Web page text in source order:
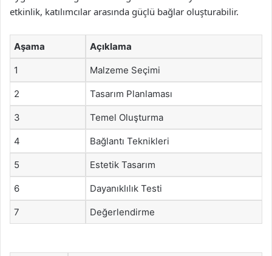
etkinlik, katılımcılar arasında güçlü bağlar oluşturabilir.
Aşama Açıklama
1 Malzeme Seçimi
2 Tasarım Planlaması
3 Temel Oluşturma
4 Bağlantı Teknikleri
5 Estetik Tasarım
6 Dayanıklılık Testi
7 Değerlendirme